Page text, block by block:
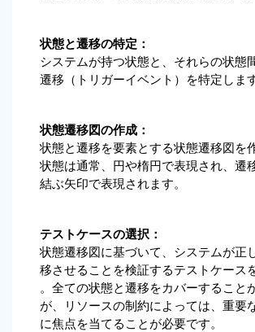
状態と遷移の特定：
システムが持つ状態と、それらの状態
遷移（トリガーイベント）を特定します
状態遷移図の作成：
状態と遷移を要素とする状態遷移図を
状態は通常、円や楕円で表現され、遷
結ぶ矢印で表現されます。
テストケースの選択：
状態遷移図に基づいて、システムが正
移させることを検証するテストケース
。全ての状態と遷移をカバーすること
が、リソースの制約によっては、重要
に焦点を当てることが必要です。